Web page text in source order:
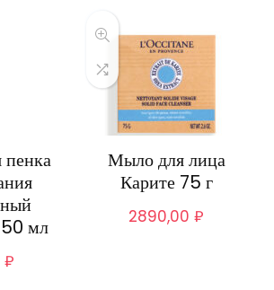
мл
₽
Мыло для лица
Карите 75 г
2890,00₽